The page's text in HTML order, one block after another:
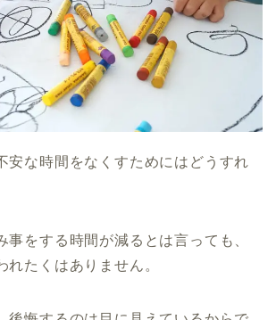
安な時間をなくすためにはどうすれ
事をする時間が減るとは言っても、
れたくはありません。